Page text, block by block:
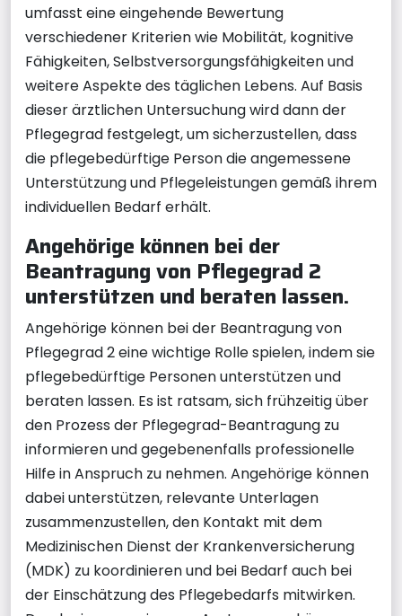
umfasst eine eingehende Bewertung
verschiedener Kriterien wie Mobilität, kognitive
Fähigkeiten, Selbstversorgungsfähigkeiten und
weitere Aspekte des täglichen Lebens. Auf Basis
dieser ärztlichen Untersuchung wird dann der
Pflegegrad festgelegt, um sicherzustellen, dass
die pflegebedürftige Person die angemessene
Unterstützung und Pflegeleistungen gemäß ihrem
individuellen Bedarf erhält.
Angehörige können bei der
Beantragung von Pflegegrad 2
unterstützen und beraten lassen.
Angehörige können bei der Beantragung von
Pflegegrad 2 eine wichtige Rolle spielen, indem sie
pflegebedürftige Personen unterstützen und
beraten lassen. Es ist ratsam, sich frühzeitig über
den Prozess der Pflegegrad-Beantragung zu
informieren und gegebenenfalls professionelle
Hilfe in Anspruch zu nehmen. Angehörige können
dabei unterstützen, relevante Unterlagen
zusammenzustellen, den Kontakt mit dem
Medizinischen Dienst der Krankenversicherung
(MDK) zu koordinieren und bei Bedarf auch bei
der Einschätzung des Pflegebedarfs mitwirken.